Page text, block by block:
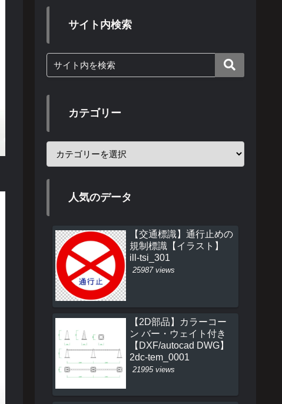
サイト内検索
カテゴリー
人気のデータ
【交通標識】通行止めの
規制標識【イラスト】
ill-tsi_301
25987 views
【2D部品】カラーコー
ン バー・ウェイト付き
【DXF/autocad DWG】
2dc-tem_0001
21995 views